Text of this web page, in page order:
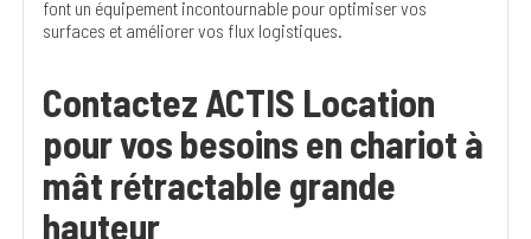
font un équipement incontournable pour optimiser vos
surfaces et améliorer vos flux logistiques.
Contactez ACTIS Location
pour vos besoins en chariot à
mât rétractable grande
hauteur